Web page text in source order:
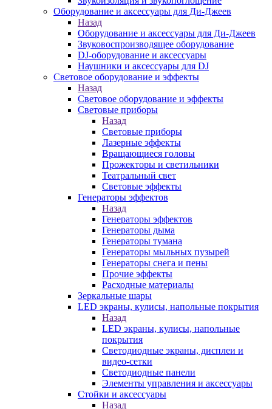
Оборудование и аксессуары для Ди-Джеев
Назад
Оборудование и аксессуары для Ди-Джеев
Звуковоспроизводящее оборудование
DJ-оборудование и аксессуары
Наушники и аксессуары для DJ
Световое оборудование и эффекты
Назад
Световое оборудование и эффекты
Световые приборы
Назад
Световые приборы
Лазерные эффекты
Вращающиеся головы
Прожекторы и светильники
Театральный свет
Световые эффекты
Генераторы эффектов
Назад
Генераторы эффектов
Генераторы дыма
Генераторы тумана
Генераторы мыльных пузырей
Генераторы снега и пены
Прочие эффекты
Расходные материалы
Зеркальные шары
LED экраны, кулисы, напольные покрытия
Назад
LED экраны, кулисы, напольные
покрытия
Светодиодные экраны, дисплеи и
видео-сетки
Светодиодные панели
Элементы управления и аксессуары
Стойки и аксессуары
Назад